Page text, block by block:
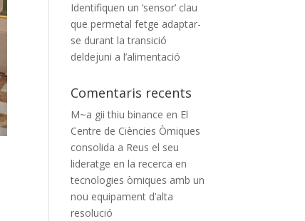
Identifiquen un ‘sensor’ clau
que permetal fetge adaptar-
se durant la transició
deldejuni a l’alimentació
Comentaris recents
M~a gii thiu binance en El
Centre de Ciències Òmiques
consolida a Reus el seu
lideratge en la recerca en
tecnologies òmiques amb un
nou equipament d’alta
resolució